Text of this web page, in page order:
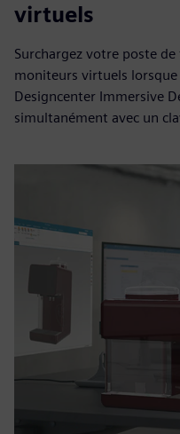
virtuels
Surchargez votre poste
moniteurs virtuels
Designcenter Immersive
simultanément avec un